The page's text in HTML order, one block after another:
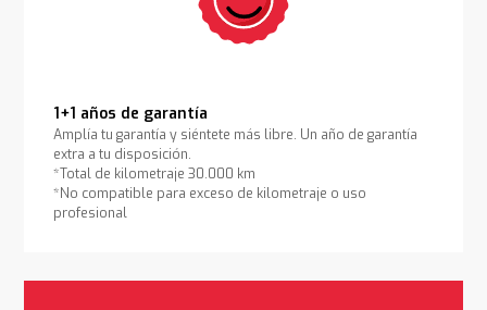
1+1 años de garantía
Amplía tu garantía y siéntete más libre. Un año de garantía
extra a tu disposición.
*Total de kilometraje 30.000 km
*No compatible para exceso de kilometraje o uso
profesional